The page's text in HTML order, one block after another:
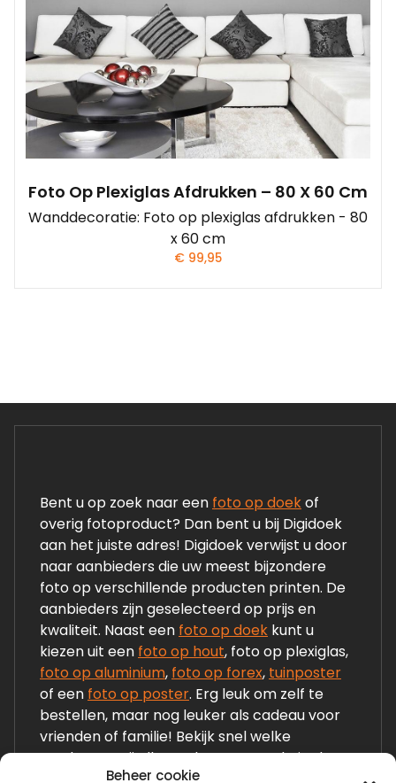
Beheer cookie
Foto Op Plexiglas Afdrukken – 80 X 60 Cm
Wanddecoratie: Foto op plexiglas afdrukken - 80
x 60 cm
€ 99,95
Bent u op zoek naar een foto op doekof
overig fotoproduct? Dan bent u bij Digidoek
aan het juiste adres! Digidoek verwijst u door
naar aanbieders die uw meest bijzondere
foto op verschillende producten printen. De
aanbieders zijn geselecteerd op prijs en
kwaliteit. Naast een foto op doek kunt u
kiezen uit een foto op hout, foto op plexiglas,
foto op aluminium, foto op forex, tuinposter
of een foto op poster. Erg leuk om zelf te
bestellen, maar nog leuker als cadeau voor
vrienden of familie! Bekijk snel welke
producten wij allemaal op onze website laten